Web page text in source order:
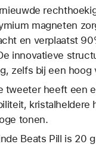
magneten
en verplaatst
innovatieve
zelfs bij een hoog
tweeter heeft een
kristalheldere
tonen.
Beats Pill is 20